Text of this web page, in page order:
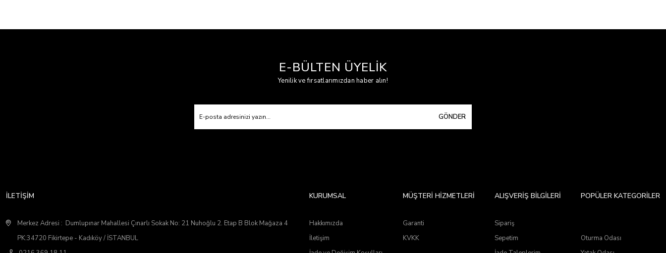
E-BÜLTEN ÜYELİK
Yenilik ve fırsatlarımızdan haber alın!
GÖNDER
İLETİŞİM
Merkez Adresi : Dumlupınar Mahallesi Çınarlı Sokak No: 21 Nuhoğlu 2. Etap B Blok Mağaza 4
PK:34720 Fikirtepe - Kadıköy / İSTANBUL
KURUMSAL
Hakkımızda
İletişim
MÜŞTERİ HİZMETLERİ
Garanti
KVKK
ALIŞVERİŞ BİLGİLERİ
Sipariş
Sepetim
POPÜLER KATEGORİLER
Oturma Odası